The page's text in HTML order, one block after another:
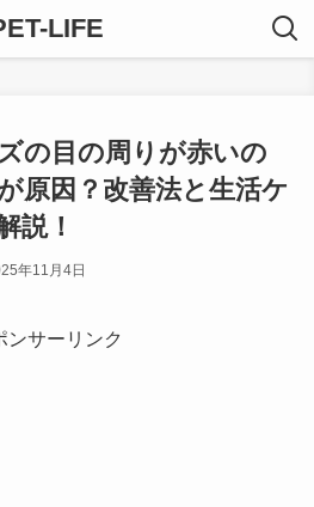
LIFE
の目の周りが赤いの
原因？改善法と生活ケ
説！
年11月4日
ンサーリンク